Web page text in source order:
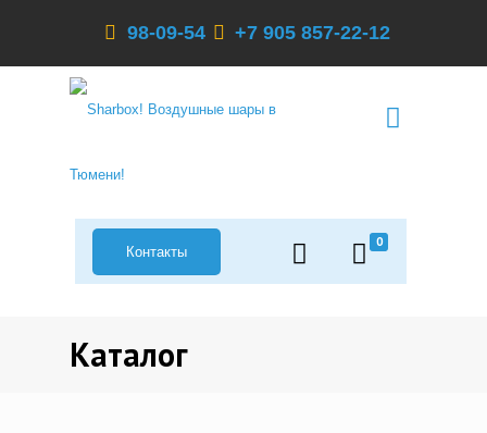
98-09-54 +7 905 857-22-12
0
Контакты
Каталог